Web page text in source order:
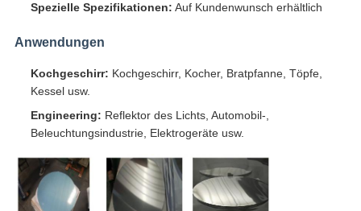
Spezielle Spezifikationen: Auf Kundenwunsch erhältlich
Anwendungen
Kochgeschirr: Kochgeschirr, Kocher, Bratpfanne, Töpfe,
Kessel usw.
Engineering: Reflektor des Lichts, Automobil-,
Beleuchtungsindustrie, Elektrogeräte usw.